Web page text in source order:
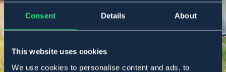
Consent Details About
This website uses cookies
We use cookies to personalise content and ads, to
OAVSETT BEHOV
Flugskydd